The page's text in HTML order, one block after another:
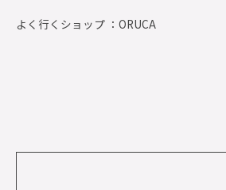
よく行くショップ ： ORUCA